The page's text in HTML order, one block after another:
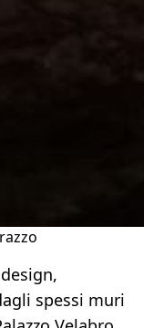
spessi muri